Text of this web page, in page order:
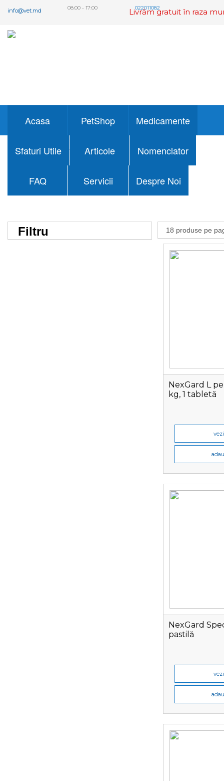
info@vet.md Livrăm gratuit în raza
08:00 - 17:00 022011082
Acasa PetShop Medicamente
Sfaturi Utile Articole Nomenclator
FAQ Servicii Despre Noi
Acasa Medicamente
Filtru
NexGard L
kg, 1 tabletă
NexGard
pastilă